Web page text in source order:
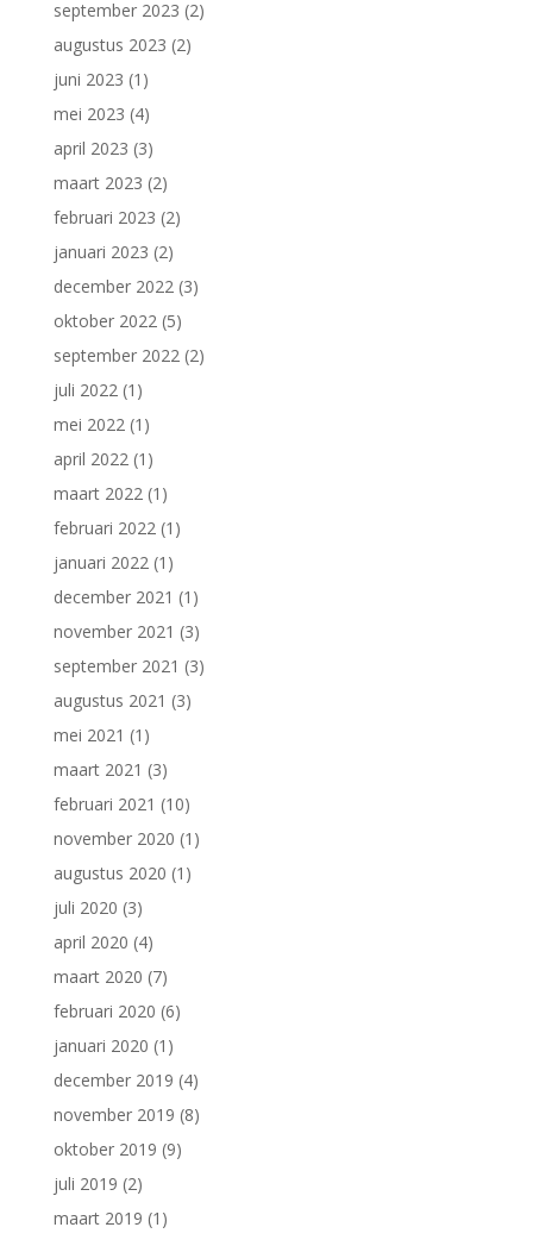
september 2023 (2)
augustus 2023 (2)
juni 2023 (1)
mei 2023 (4)
april 2023 (3)
maart 2023 (2)
februari 2023 (2)
januari 2023 (2)
december 2022 (3)
oktober 2022 (5)
september 2022 (2)
juli 2022 (1)
mei 2022 (1)
april 2022 (1)
maart 2022 (1)
februari 2022 (1)
januari 2022 (1)
december 2021 (1)
november 2021 (3)
september 2021 (3)
augustus 2021 (3)
mei 2021 (1)
maart 2021 (3)
februari 2021 (10)
november 2020 (1)
augustus 2020 (1)
juli 2020 (3)
april 2020 (4)
maart 2020 (7)
februari 2020 (6)
januari 2020 (1)
december 2019 (4)
november 2019 (8)
oktober 2019 (9)
juli 2019 (2)
maart 2019 (1)